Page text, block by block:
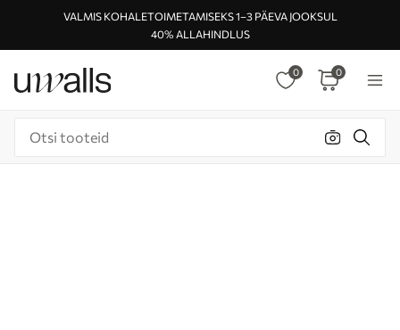
VALMIS KOHALETOIMETAMISEKS 1–3 PÄEVA JOOKSUL
40% ALLAHINDLUS
0 0